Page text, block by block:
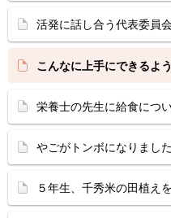
活発に話し合う代表委員会
こんなに上手にできるよ
栄養士の先生に給食につ
やごがトンボになりました
５年生、千秀米の田植え